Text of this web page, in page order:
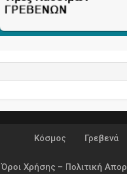
Κόσμος Γρεβενά
Όροι Χρήσης – Πολιτική